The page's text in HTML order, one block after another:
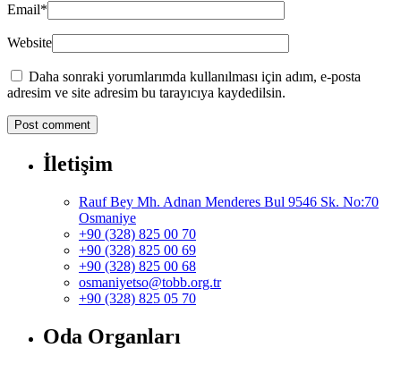
Email*
Website
Daha sonraki yorumlarımda kullanılması için adım, e-posta
adresim ve site adresim bu tarayıcıya kaydedilsin.
İletişim
Rauf Bey Mh. Adnan Menderes Bul 9546 Sk. No:70
Osmaniye
+90 (328) 825 00 70
+90 (328) 825 00 69
+90 (328) 825 00 68
osmaniyetso@tobb.org.tr
+90 (328) 825 05 70
Oda Organları